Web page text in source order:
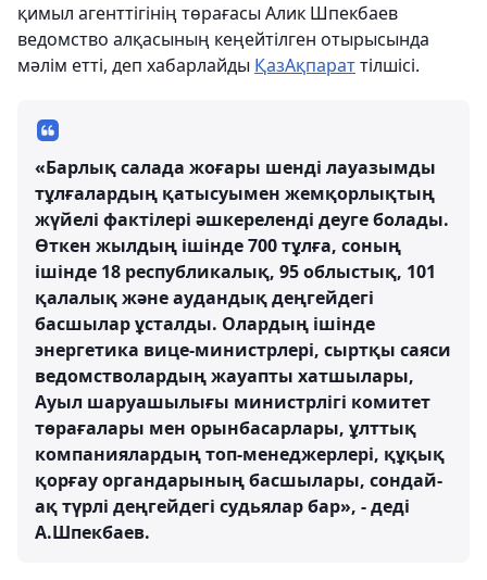
қимыл агенттігінің төрағасы Алик Шпекбаев
ведомство алқасының кеңейтілген отырысында
мәлім етті, деп хабарлайды ҚазАқпараттілшісі.
«Барлық салада жоғары шенді лауазымды
тұлғалардың қатысуымен жемқорлықтың
жүйелі фактілері әшкереленді деуге болады.
Өткен жылдың ішінде 700 тұлға, соның
ішінде 18 республикалық, 95 облыстық, 101
қалалық және аудандық деңгейдегі
басшылар ұсталды. Олардың ішінде
энергетика вице-министрлері, сыртқы саяси
ведомстволардың жауапты хатшылары,
Ауыл шаруашылығы министрлігі комитет
төрағалары мен орынбасарлары, ұлттық
компаниялардың топ-менеджерлері, құқық
қорғау органдарының басшылары, сондай-
ақ түрлі деңгейдегі судьялар бар», - деді
А.Шпекбаев.